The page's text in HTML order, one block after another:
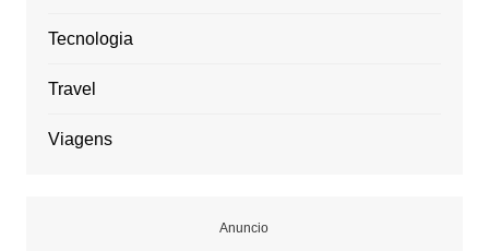
Tecnologia
Travel
Viagens
Anuncio